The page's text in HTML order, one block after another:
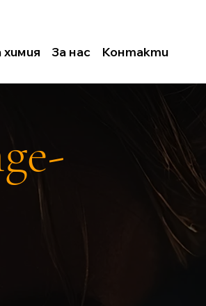
За нас Контакти